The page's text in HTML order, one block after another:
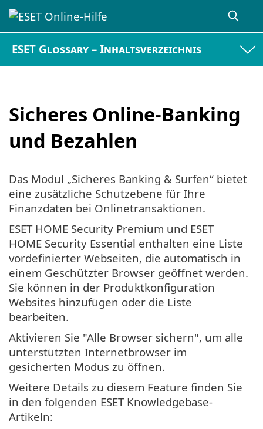
ESET Glossary – Inhaltsverzeichnis
Sicheres Online-Banking
und Bezahlen
Das Modul „Sicheres Banking & Surfen“ bietet
eine zusätzliche Schutzebene für Ihre
Finanzdaten bei Onlinetransaktionen.
ESET HOME Security Premium und ESET
HOME Security Essential enthalten eine Liste
vordefinierter Webseiten, die automatisch in
einem Geschützter Browser geöffnet werden.
Sie können in der Produktkonfiguration
Websites hinzufügen oder die Liste
bearbeiten.
Aktivieren Sie "Alle Browser sichern", um alle
unterstützten Internetbrowser im
gesicherten Modus zu öffnen.
Weitere Details zu diesem Feature finden Sie
in den folgenden ESET Knowledgebase-
Artikeln: